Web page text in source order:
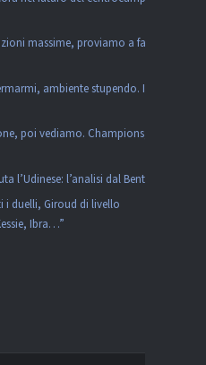
massime, proviamo a fare una
ambiente stupendo. Il
poi vediamo. Champions,
l’Udinese: l’analisi dal Bentegodi
i duelli, Giroud di livello
Ibra…”